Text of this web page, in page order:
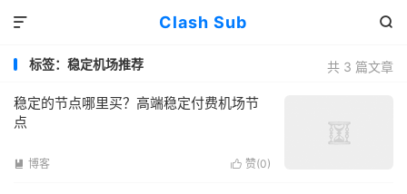
Clash Sub 

共 3 篇文章
标签：稳定机场推荐
稳定的节点哪里买？高端稳定付费机场节
点
 赞(0)
 博客